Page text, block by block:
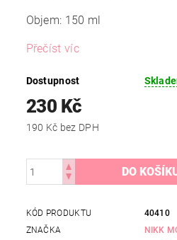
Objem: 150 ml
Přečíst víc
Dostupnost
230 Kč
190 Kč bez DPH
KÓD PRODUKTU
40410
ZNAČKA
NIKK